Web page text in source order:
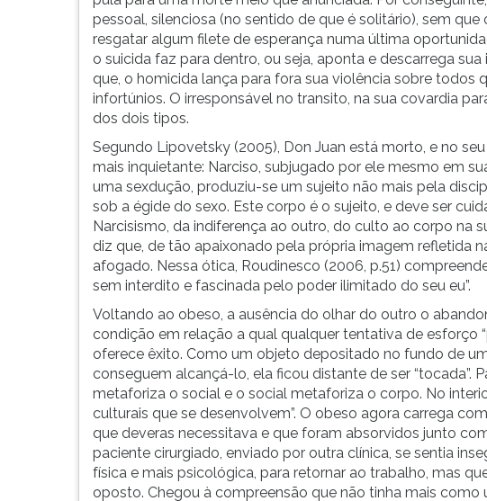
pessoal, silenciosa (no sentido de que é solitário), sem
resgatar algum filete de esperança numa última
o suicida faz para dentro, ou seja, aponta e descarrega
que, o homicida lança para fora sua violência sobre todos
infortúnios. O irresponsável no transito, na sua covardia
dos dois tipos.
Segundo Lipovetsky (2005), Don Juan está morto, e no
mais inquietante: Narciso, subjugado por ele mesmo em
uma sexdução, produziu-se um sujeito não mais pela
sob a égide do sexo. Este corpo é o sujeito, e deve ser
Narcisismo, da indiferença ao outro, do culto ao corpo na
diz que, de tão apaixonado pela própria imagem refletida
afogado. Nessa ótica, Roudinesco (2006, p.51)
sem interdito e fascinada pelo poder ilimitado do seu eu”.
Voltando ao obeso, a ausência do olhar do outro o
condição em relação a qual qualquer tentativa de esforço
oferece êxito. Como um objeto depositado no fundo de
conseguem alcançá-lo, ela ficou distante de ser “tocada”.
metaforiza o social e o social metaforiza o corpo. No
culturais que se desenvolvem”. O obeso agora carrega
que deveras necessitava e que foram absorvidos junto
paciente cirurgiado, enviado por outra clínica, se sentia
física e mais psicológica, para retornar ao trabalho, mas
oposto. Chegou à compreensão que não tinha mais como